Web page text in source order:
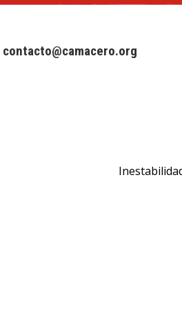
contacto@camacero.org